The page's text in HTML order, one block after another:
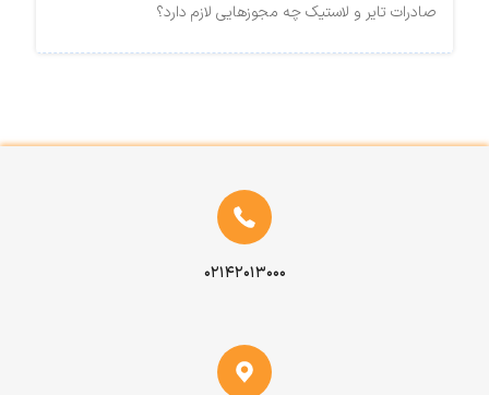
صادرات تایر و لاستیک چه مجوزهایی لازم دارد؟
۰۲۱۴۲۰۱۳۰۰۰